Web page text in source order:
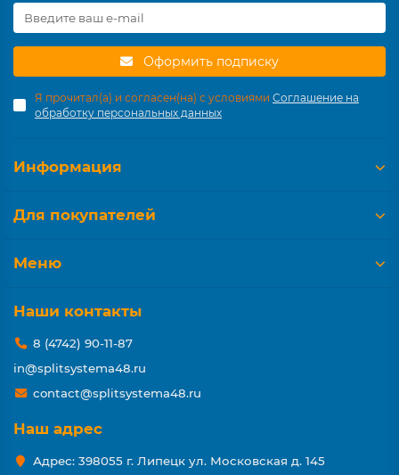
Оформить подписку
Я прочитал(а) и согласен(на) с условиями Соглашение на
обработку персональных данных
Информация
Для покупателей
Меню
Наши контакты
8 (4742) 90-11-87
in@splitsystema48.ru
contact@splitsystema48.ru
Наш адрес
Адрес: 398055 г. Липецк ул. Московская д. 145